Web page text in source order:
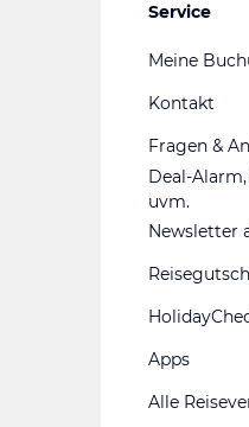
Service
Meine
Kontakt
Fragen &
Deal-
uvm.
Newsletter
Apps
Alle